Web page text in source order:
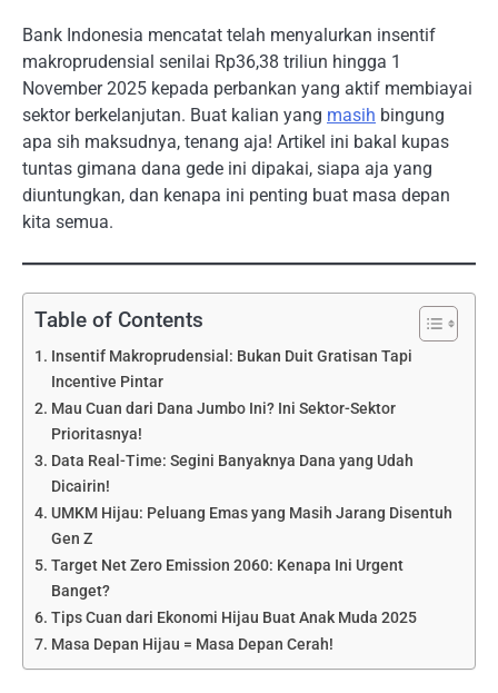
Bank Indonesia mencatat telah menyalurkan insentif
makroprudensial senilai Rp36,38 triliun hingga 1
November 2025 kepada perbankan yang aktif membiayai
sektor berkelanjutan. Buat kalian yang masih bingung
apa sih maksudnya, tenang aja! Artikel ini bakal kupas
tuntas gimana dana gede ini dipakai, siapa aja yang
diuntungkan, dan kenapa ini penting buat masa depan
kita semua.
Table of Contents
Insentif Makroprudensial: Bukan Duit Gratisan Tapi
Incentive Pintar
Mau Cuan dari Dana Jumbo Ini? Ini Sektor-Sektor
Prioritasnya!
Data Real-Time: Segini Banyaknya Dana yang Udah
Dicairin!
UMKM Hijau: Peluang Emas yang Masih Jarang Disentuh
Gen Z
Target Net Zero Emission 2060: Kenapa Ini Urgent
Banget?
Tips Cuan dari Ekonomi Hijau Buat Anak Muda 2025
Masa Depan Hijau = Masa Depan Cerah!